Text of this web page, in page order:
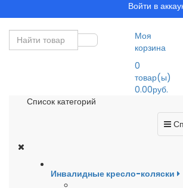
Войти в
Моя
корзина
0
товар(ы)
0.00руб.
Список категорий
Инвалидные кресло-коляски